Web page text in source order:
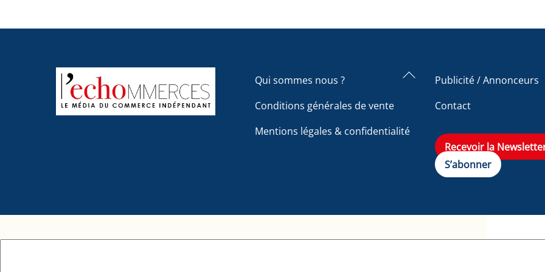
Back
Qui sommes nous ?
Conditions générales de vente
Mentions légales & confidentialité
Publicité / Annonceurs
Contact
Recevoir la
S’abonner